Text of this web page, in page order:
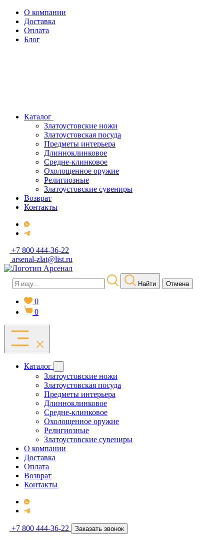
О компании
Доставка
Оплата
Блог
Каталог
Златоустовские ножи
Златоустовская посуда
Предметы интерьера
Длинноклинковое
Средне-клинковое
Охолощенное оружие
Религиозные
Златоустовские сувениры
Возврат
Контакты
+7 800 444-36-22
arsenal-zlat@list.ru
Найти Отмена
0
0
Каталог
Златоустовские ножи
Златоустовская посуда
Предметы интерьера
Длинноклинковое
Средне-клинковое
Охолощенное оружие
Религиозные
Златоустовские сувениры
О компании
Доставка
Оплата
Возврат
Контакты
+7 800 444-36-22 Заказать звонок